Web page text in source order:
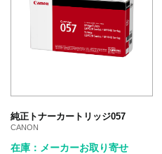
純正トナーカートリッジ057
CANON
在庫：メーカーお取り寄せ